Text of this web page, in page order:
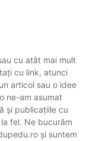
cu atât mai mult
cu link, atunci
articol sau o idee
ne-am asumat
și publicațiile cu
fel. Ne bucurăm
și suntem